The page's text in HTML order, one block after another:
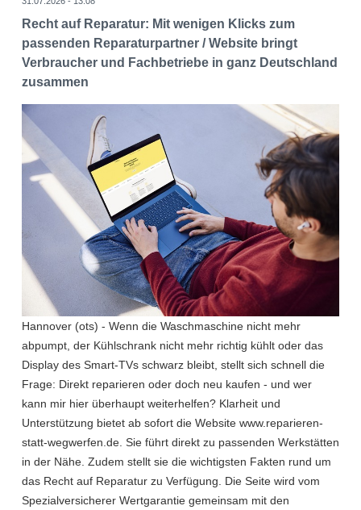
Recht auf Reparatur: Mit wenigen Klicks zum
passenden Reparaturpartner / Website bringt
Verbraucher und Fachbetriebe in ganz Deutschland
zusammen
Hannover (ots) - Wenn die Waschmaschine nicht mehr
abpumpt, der Kühlschrank nicht mehr richtig kühlt oder das
Display des Smart-TVs schwarz bleibt, stellt sich schnell die
Frage: Direkt reparieren oder doch neu kaufen - und wer
kann mir hier überhaupt weiterhelfen? Klarheit und
Unterstützung bietet ab sofort die Website www.reparieren-
statt-wegwerfen.de. Sie führt direkt zu passenden Werkstätten
in der Nähe. Zudem stellt sie die wichtigsten Fakten rund um
das Recht auf Reparatur zu Verfügung. Die Seite wird vom
Spezialversicherer Wertgarantie gemeinsam mit den